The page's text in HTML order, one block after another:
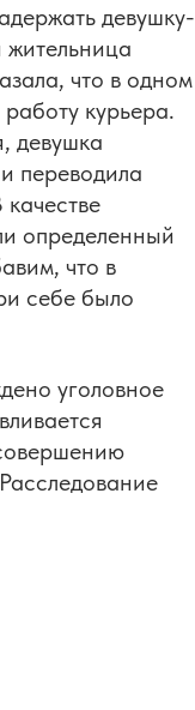
девушку-
жительница
что в одном
курьера.
девушка
переводила
определенный
что в
себе было
уголовное